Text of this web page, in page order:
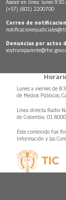
Asesor en línea: lunes 9:30
(+57) (601) 2200700
Correo de
Denuncias por actos
Lunes a viernes de
de Medios Públicos,
Línea directa Radio
de Colombia: 01
Este contenido fue
Información y las